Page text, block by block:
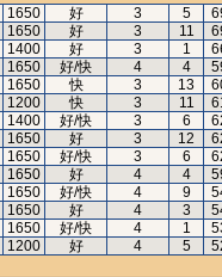
1650 好 3 5
1650 好 3 11
1400 好 3 1
1650 好/快 4 4
1650 快 3 13
1200 快 3 11
1400 好/快 3 6
1650 好 3 12
1650 好/快 3 6
1650 好 4 4
1650 好/快 4 9
1650 好 4 3
1650 好/快 4 1
1200 好 4 5